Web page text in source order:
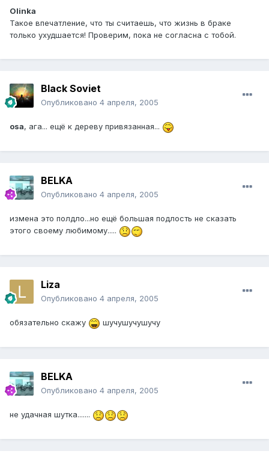
Olinka
Такое впечатление, что ты считаешь, что жизнь в браке
только ухудшается! Проверим, пока не согласна с тобой.
Black Soviet
Опубликовано 4 апреля, 2005
osa, ага... ещё к дереву привязанная...
BELKA
Опубликовано 4 апреля, 2005
измена это полдло...но ещё большая подлость не сказать
этого своему любимому.....
Liza
Опубликовано 4 апреля, 2005
обязательно скажу шучушучушучу
BELKA
Опубликовано 4 апреля, 2005
не удачная шутка.......